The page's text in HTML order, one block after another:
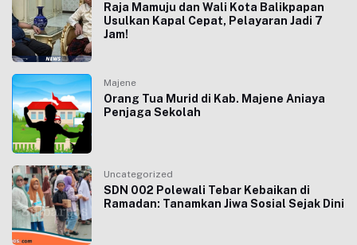
Raja Mamuju dan Wali Kota Balikpapan
Usulkan Kapal Cepat, Pelayaran Jadi 7
Jam!
Majene
Orang Tua Murid di Kab. Majene Aniaya
Penjaga Sekolah
Uncategorized
SDN 002 Polewali Tebar Kebaikan di
Ramadan: Tanamkan Jiwa Sosial Sejak Dini